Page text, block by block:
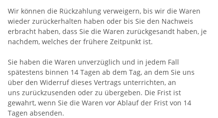
Wir können die Rückzahlung verweigern, bis wir die Waren
wieder zurückerhalten haben oder bis Sie den Nachweis
erbracht haben, dass Sie die Waren zurückgesandt haben, je
nachdem, welches der frühere Zeitpunkt ist.
Sie haben die Waren unverzüglich und in jedem Fall
spätestens binnen 14 Tagen ab dem Tag, an dem Sie uns
über den Widerruf dieses Vertrags unterrichten, an
uns zurückzusenden oder zu übergeben. Die Frist ist
gewahrt, wenn Sie die Waren vor Ablauf der Frist von 14
Tagen absenden.